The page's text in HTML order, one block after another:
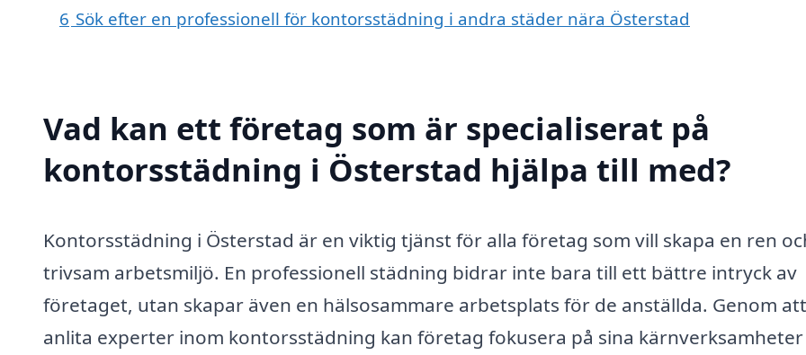
6 Sök efter en professionell för kontorsstädning i andra städer nära Österstad
Vad kan ett företag som är specialiserat på
kontorsstädning i Österstad hjälpa till med?
Kontorsstädning i Österstad är en viktig tjänst för alla företag som vill skapa en ren
trivsam arbetsmiljö. En professionell städning bidrar inte bara till ett bättre intryck av
företaget, utan skapar även en hälsosammare arbetsplats för de anställda. Genom att
anlita experter inom kontorsstädning kan företag fokusera på sina